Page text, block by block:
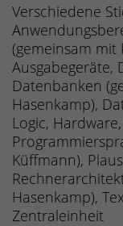
Verschiedene
(gemeinsam mit
Ausgabegeräte,
Datenbanken
Hasenkamp),
Logic,
Küffmann),
Hasenkamp),
Zentraleinheit